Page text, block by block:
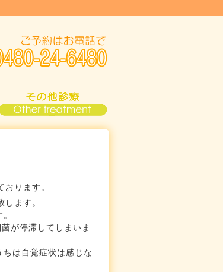
ります。
ます。
が停滞してしまいま
は自覚症状は感じな